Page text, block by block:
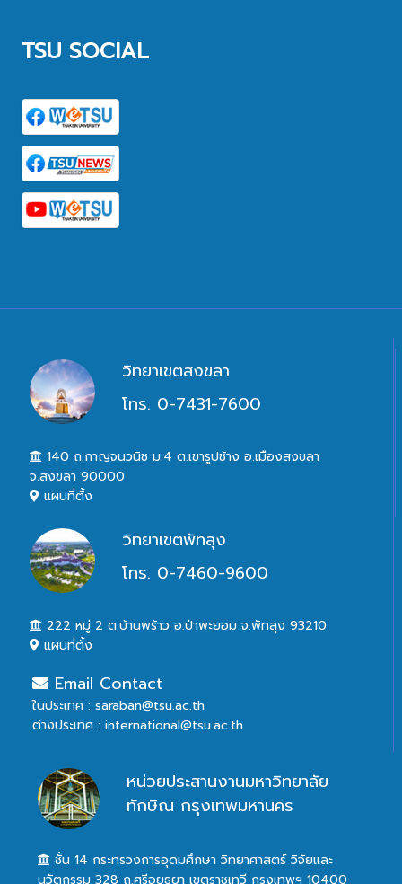
TSU SOCIAL
วิทยาเขตสงขลา
โทร. 0-7431-7600
140 ถ.กาญจนวนิช ม.4 ต.เขารูปช้าง อ.เมืองสงขลา
จ.สงขลา 90000
แผนที่ตั้ง
วิทยาเขตพัทลุง
โทร. 0-7460-9600
222 หมู่ 2 ต.บ้านพร้าว อ.ป่าพะยอม จ.พัทลุง 93210
แผนที่ตั้ง
Email Contact
ในประเทศ : saraban@tsu.ac.th
ต่างประเทศ : international@tsu.ac.th
หน่วยประสานงานมหาวิทยาลัย
ทักษิณ กรุงเทพมหานคร
ชั้น 14 กระทรวงการอุดมศึกษา วิทยาศาสตร์ วิจัยและ
นวัตกรรม 328 ถ.ศรีอยุธยา เขตราชเทวี กรุงเทพฯ 10400